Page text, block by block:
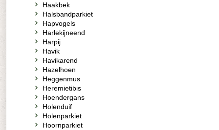
Haakbek
Halsbandparkiet
Hapvogels
Harlekijneend
Harpij
Havik
Havikarend
Hazelhoen
Heggenmus
Heremietibis
Hoendergans
Holenduif
Holenparkiet
Hoornparkiet